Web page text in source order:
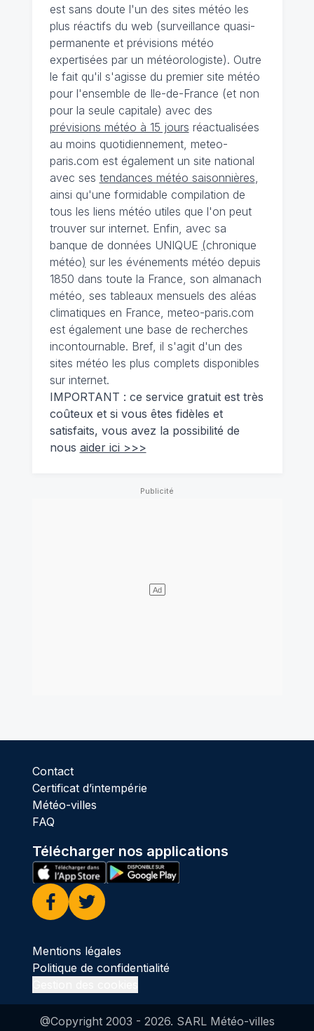
est sans doute l'un des sites météo les
plus réactifs du web (surveillance quasi-
permanente et prévisions météo
expertisées par un météorologiste). Outre
le fait qu'il s'agisse du premier site météo
pour l'ensemble de Ile-de-France (et non
pour la seule capitale) avec des
prévisions météo à 15 jours réactualisées
au moins quotidiennement, meteo-
paris.com est également un site national
avec ses tendances météo saisonnières
ainsi qu'une formidable compilation de
tous les liens météo utiles que l'on peut
trouver sur internet. Enfin, avec sa
banque de données UNIQUE (chronique
météo) sur les événements météo depuis
1850 dans toute la France, son almanach
météo, ses tableaux mensuels des aléas
climatiques en France, meteo-paris.com
est également une base de recherches
incontournable. Bref, il s'agit d'un des
sites météo les plus complets disponibles
sur internet.
IMPORTANT : ce service gratuit est très
coûteux et si vous êtes fidèles et
satisfaits, vous avez la possibilité de
nous aider ici >>>
Contact
Certificat d’intempérie
Météo-villes
FAQ
Télécharger nos applications
Facebook
Twitter
Mentions légales
Politique de confidentialité
@Copyright 2003 - 2026. SARL Météo-villes